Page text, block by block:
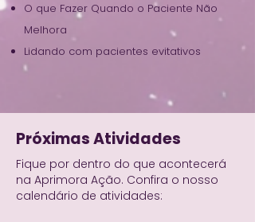
O que Fazer Quando o Paciente Não
Melhora
Lidando com pacientes evitativos
Próximas Atividades
Fique por dentro do que acontecerá
na Aprimora Ação. Confira o nosso
calendário de atividades: